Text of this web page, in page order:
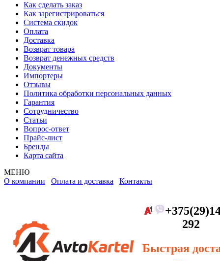
Как сделать заказ
Как зарегистрироваться
Система скидок
Оплата
Доставка
Возврат товара
Возврат денежных средств
Документы
Импортеры
Отзывы
Политика обработки персональных данных
Гарантия
Сотрудничество
Статьи
Вопрос-ответ
Прайс-лист
Бренды
Карта сайта
МЕНЮ
О компании Оплата и доставка Контакты
292
Быстрая